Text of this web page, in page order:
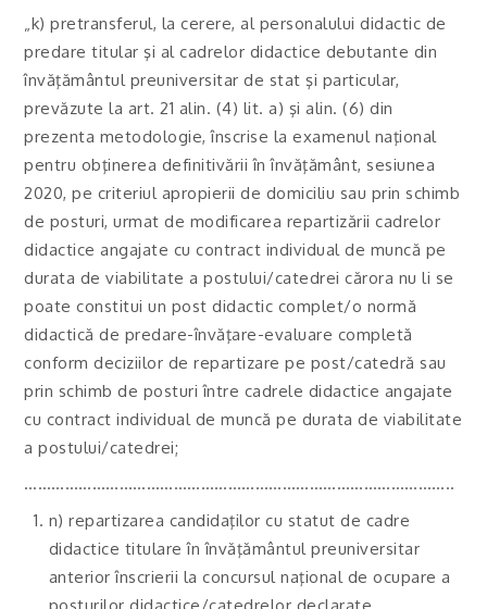
„k) pretransferul, la cerere, al personalului didactic de
predare titular şi al cadrelor didactice debutante din
învăţământul preuniversitar de stat şi particular,
prevăzute la art. 21 alin. (4) lit. a) şi alin. (6) din
prezenta metodologie, înscrise la examenul naţional
pentru obţinerea definitivării în învăţământ, sesiunea
2020, pe criteriul apropierii de domiciliu sau prin schimb
de posturi, urmat de modificarea repartizării cadrelor
didactice angajate cu contract individual de muncă pe
durata de viabilitate a postului/catedrei cărora nu li se
poate constitui un post didactic complet/o normă
didactică de predare-învăţare-evaluare completă
conform deciziilor de repartizare pe post/catedră sau
prin schimb de posturi între cadrele didactice angajate
cu contract individual de muncă pe durata de viabilitate
a postului/catedrei;
…………………………………………………………………………………..
n) repartizarea candidaţilor cu statut de cadre
didactice titulare în învăţământul preuniversitar
anterior înscrierii la concursul naţional de ocupare a
posturilor didactice/catedrelor declarate